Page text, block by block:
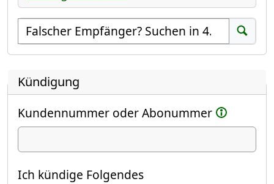
Empfänger suchen
Suchen
Kündigung
Kundennummer oder Abonummer
Ich kündige
Ich kündige Folgendes